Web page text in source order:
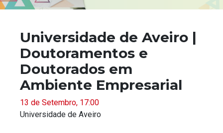
Universidade de Aveiro |
Doutoramentos e
Doutorados em
Ambiente Empresarial
13 de Setembro, 17:00
Universidade de Aveiro